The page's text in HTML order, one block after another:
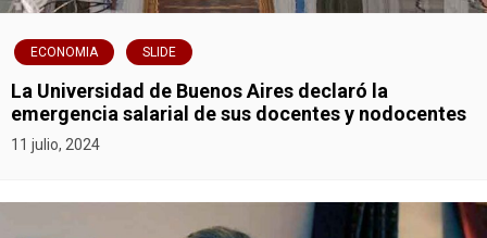
ó
n
d
e
ECONOMIA SLIDE
La Universidad de Buenos Aires declaró la
emergencia salarial de sus docentes y nodocentes
11 julio, 2024